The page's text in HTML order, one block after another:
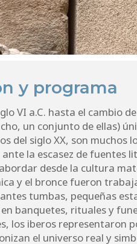
y programa
VI a.C. hasta el cambio
un conjunto de ellas)
del siglo XX, son
ante la escasez de fuentes
desde la cultura
y el bronce fueron
tumbas, pequeñas
banquetes, rituales y
los iberos representaron
el universo real y